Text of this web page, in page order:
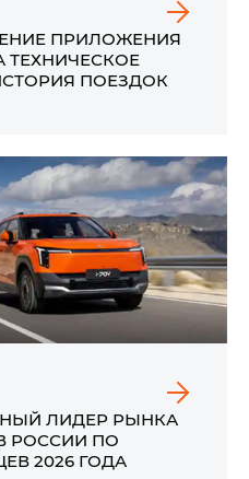
ПРИЛОЖЕНИЯ
ТЕХНИЧЕСКОЕ
ПОЕЗДОК
ЛИДЕР РЫНКА
РОССИИ ПО
2026 ГОДА